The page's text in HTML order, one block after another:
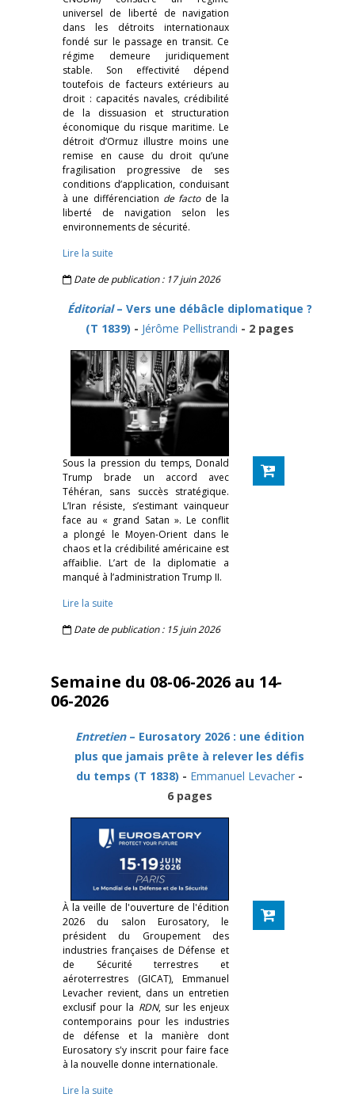
universel de liberté de navigation
dans les détroits internationaux
fondé sur le passage en transit. Ce
régime demeure juridiquement
stable. Son effectivité dépend
toutefois de facteurs extérieurs au
droit : capacités navales, crédibilité
de la dissuasion et structuration
économique du risque maritime. Le
détroit d’Ormuz illustre moins une
remise en cause du droit qu’une
fragilisation progressive de ses
conditions d’application, conduisant
à une différenciation de factode la
liberté de navigation selon les
environnements de sécurité.
Lire la suite
Date de publication : 17 juin 2026
Éditorial– Vers une débâcle diplomatique ?
(T 1839) - Jérôme Pellistrandi - 2 pages
Sous la pression du temps, Donald
Trump brade un accord avec
Téhéran, sans succès stratégique.
L’Iran résiste, s’estimant vainqueur
face au « grand Satan ». Le conflit
a plongé le Moyen-Orient dans le
chaos et la crédibilité américaine est
affaiblie. L’art de la diplomatie a
manqué à l’administration Trump II.
Lire la suite
Date de publication : 15 juin 2026
Semaine du 08-06-2026 au 14-
06-2026
Entretien– Eurosatory 2026 : une édition
plus que jamais prête à relever les défis
du temps (T 1838) - Emmanuel Levacher -
6 pages
À la veille de l'ouverture de l'édition
2026 du salon Eurosatory, le
président du Groupement des
industries françaises de Défense et
de Sécurité terrestres et
aéroterrestres (GICAT), Emmanuel
Levacher revient, dans un entretien
exclusif pour la RDN, sur les enjeux
contemporains pour les industries
de défense et la manière dont
Eurosatory s'y inscrit pour faire face
à la nouvelle donne internationale.
Lire la suite